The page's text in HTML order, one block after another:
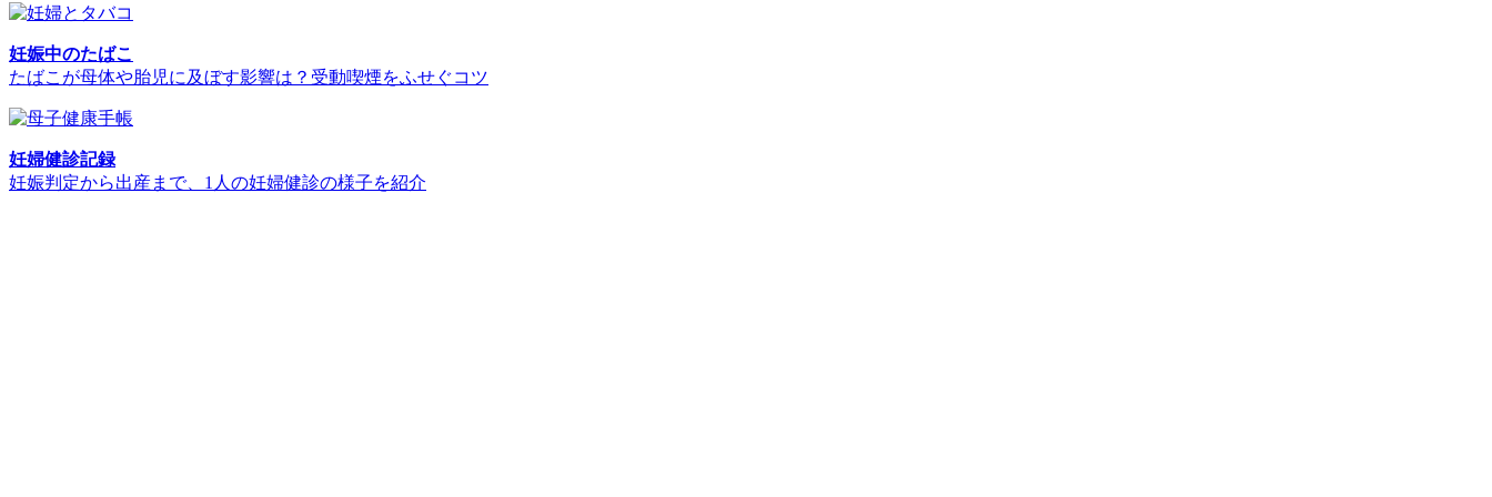
妊娠中のたばこ
たばこが母体や胎児に及ぼす影響は？受動喫煙をふせぐコツ
妊婦健診記録
妊娠判定から出産まで、1人の妊婦健診の様子を紹介